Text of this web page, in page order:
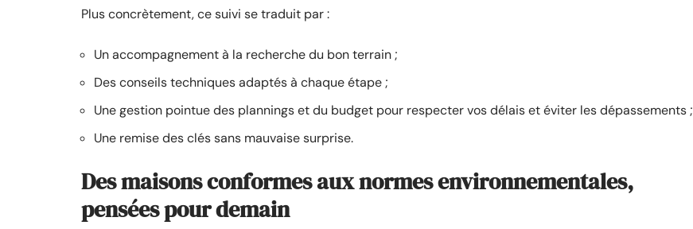
Plus concrètement, ce suivi se traduit par :
Un accompagnement à la recherche du bon terrain ;
Des conseils techniques adaptés à chaque étape ;
Une gestion pointue des plannings et du budget pour respecter vos délais et éviter les dépassements ;
Une remise des clés sans mauvaise surprise.
Des maisons conformes aux normes environnementales,
pensées pour demain